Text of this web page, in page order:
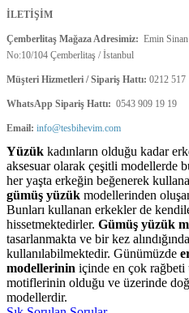
İLETİŞİM
Çemberlitaş Mağaza Adresimiz: Emin Sinan
No:10/104 Çemberlitaş / İstanbul
Müşteri Hizmetleri / Sipariş Hattı: 0212 517
WhatsApp Sipariş Hattı: 0543 909 19 19
Email: info@tesbihevim.com
Yüzük kadınların olduğu kadar
aksesuar olarak çeşitli modellerde
her yaşta erkeğin beğenerek
gümüş yüzük modellerinden
Bunları kullanan erkekler de
hissetmektedirler. Gümüş yüzük
tasarlanmakta ve bir kez
kullanılabilmektedir. Günümüzde
modellerinin içinde en çok rağbeti
motiflerinin olduğu ve üzerinde
modellerdir.